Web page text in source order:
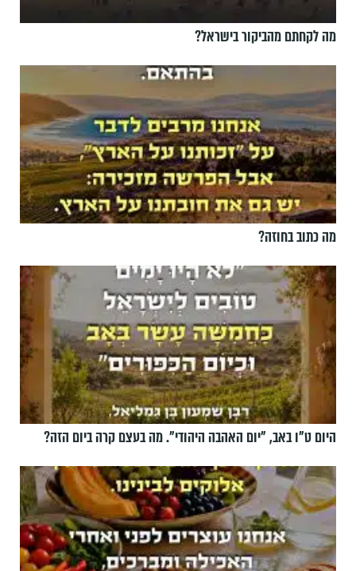
מה לקחתם מהביקור בישראל?
מה כתוב בחוזה?
היום ט"ו באב, ”יום האהבה היהודי". מה בעצם קרה ביום הזה?